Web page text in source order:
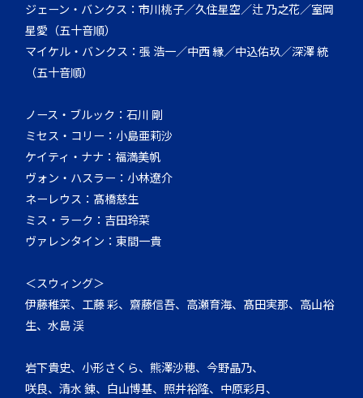
ジェーン・バンクス：市川桃子／久住星空／辻 乃之花／室岡
星愛（五十音順）
マイケル・バンクス：張 浩一／中西 縁／中込佑玖／深澤 統
（五十音順）
ノース・ブルック：石川 剛
ミセス・コリー：小島亜莉沙
ケイティ・ナナ：福満美帆
ヴォン・ハスラー：小林遼介
ネーレウス：髙橋慈生
ミス・ラーク：吉田玲菜
ヴァレンタイン：東間一貴
＜スウィング＞
伊藤稚菜、工藤 彩、齋藤信吾、高瀬育海、髙田実那、高山裕
生、水島 渓
岩下貴史、小形さくら、熊澤沙穂、今野晶乃、
咲良、清水 錬、白山博基、照井裕隆、中原彩月、